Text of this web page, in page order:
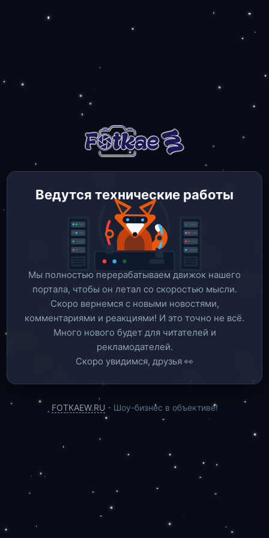
Ведутся технические работы
Мы полностью перерабатываем движок нашего
портала, чтобы он летал со скоростью мысли.
Скоро вернемся c новыми новостями,
комментариями и реакциями! И это точно не всё.
Много нового будет для читателей и
рекламодателей.
Скоро увидимся, друзья 👀
FOTKAEW.RU - Шоу-бизнес в объективе!